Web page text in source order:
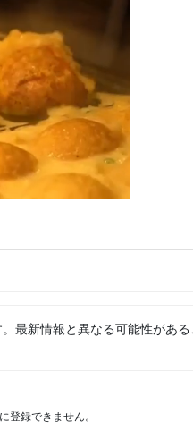
最新情報と異なる可能性があ
録できません。